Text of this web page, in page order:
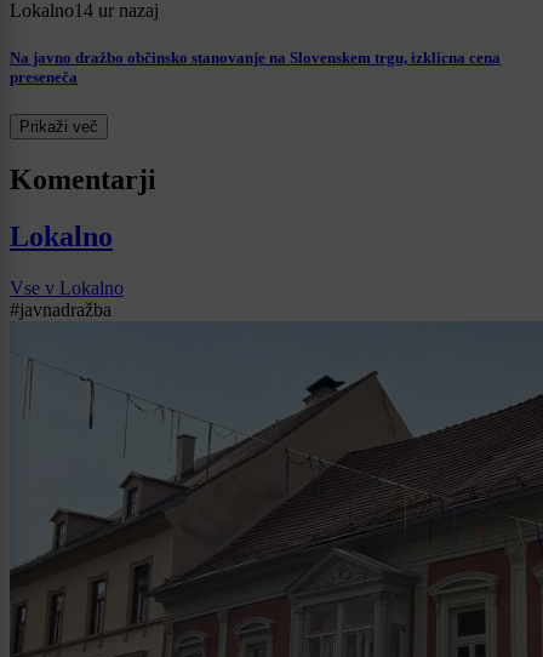
Lokalno14 ur nazaj
Na javno dražbo občinsko stanovanje na Slovenskem trgu, izklicna cena
preseneča
Prikaži več
Komentarji
Lokalno
Vse v Lokalno
#javnadražba